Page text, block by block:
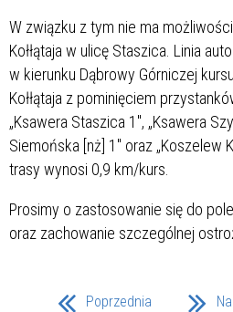
W związku z tym nie ma
Kołłątaja w ulicę Staszica. Linia
w kierunku Dąbrowy Górniczej
Kołłątaja z pominięciem
„Ksawera Staszica 1", „Ksawera
Siemońska [nż] 1" oraz „Koszelew
trasy wynosi 0,9 km/kurs.
Prosimy o zastosowanie się do
oraz zachowanie szczególnej
Poprzednia